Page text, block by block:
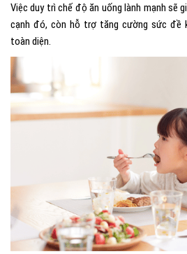
Việc duy trì chế độ ăn uống lành mạnh sẽ
cạnh đó, còn hỗ trợ tăng cường sức đề
toàn diện.